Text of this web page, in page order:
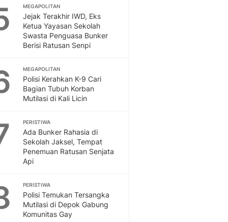
MEGAPOLITAN
Jejak Terakhir IWD, Eks
Ketua Yayasan Sekolah
Swasta Penguasa Bunker
Berisi Ratusan Senpi
MEGAPOLITAN
Polisi Kerahkan K-9 Cari
Bagian Tubuh Korban
Mutilasi di Kali Licin
PERISTIWA
Ada Bunker Rahasia di
Sekolah Jaksel, Tempat
Penemuan Ratusan Senjata
Api
PERISTIWA
Polisi Temukan Tersangka
Mutilasi di Depok Gabung
Komunitas Gay